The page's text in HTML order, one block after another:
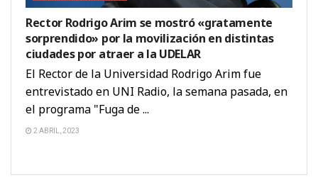
Rector Rodrigo Arim se mostró «gratamente
sorprendido» por la movilización en distintas
ciudades por atraer a la UDELAR
El Rector de la Universidad Rodrigo Arim fue
entrevistado en UNI Radio, la semana pasada, en
el programa "Fuga de ...
2 ABRIL, 2023